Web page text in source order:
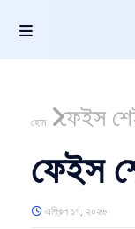
হোম ফেইস
ফেইস
এপ্রিল ১৭, ২০২৬